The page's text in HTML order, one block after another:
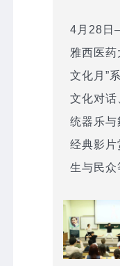
4月28日
雅西医药
文化月”
文化对
统器乐与
经典影
生与民众